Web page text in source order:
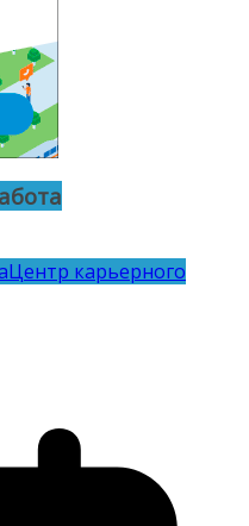
Центр карьерного